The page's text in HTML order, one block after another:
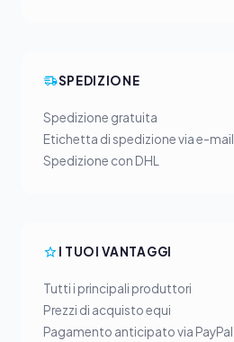
SPEDIZIONE
Spedizione gratuita
Etichetta di spedizione via e-mail
Spedizione con DHL
I TUOI VANTAGGI
Tutti i principali produttori
Prezzi di acquisto equi
Pagamento anticipato via PayPal